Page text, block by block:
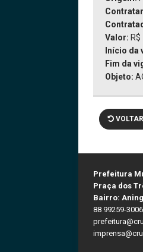
Valor:
Início da
Fim da
Objeto:
VOLTAR
Prefeitura
Praça dos
Bairro:
88 99259-3006